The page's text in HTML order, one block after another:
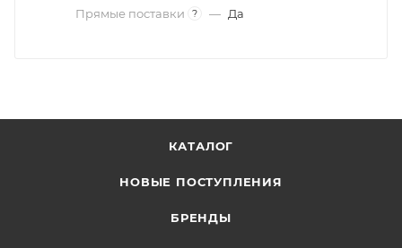
Прямые поставки
? — Да
КАТАЛОГ
НОВЫЕ ПОСТУПЛЕНИЯ
БРЕНДЫ